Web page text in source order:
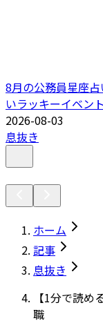
8月の公務員星座
いラッキーイベン
2026-08-03
息抜き
ホーム
記事
息抜き
【1分で読
職